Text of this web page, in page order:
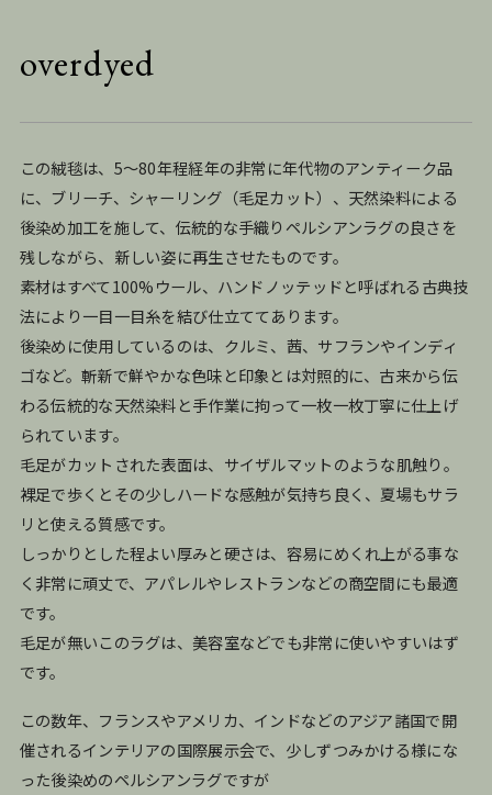
overdyed
この絨毯は、5〜80年程経年の非常に年代物のアンティーク品
に、ブリーチ、シャーリング（毛足カット）、天然染料による
後染め加工を施して、伝統的な手織りペルシアンラグの良さを
残しながら、新しい姿に再生させたものです。
素材はすべて100%ウール、ハンドノッテッドと呼ばれる古典技
法により一目一目糸を結び仕立ててあります。
後染めに使用しているのは、クルミ、茜、サフランやインディ
ゴなど。斬新で鮮やかな色味と印象とは対照的に、古来から伝
わる伝統的な天然染料と手作業に拘って一枚一枚丁寧に仕上げ
られています。
毛足がカットされた表面は、サイザルマットのような肌触り。
裸足で歩くとその少しハードな感触が気持ち良く、夏場もサラ
リと使える質感です。
しっかりとした程よい厚みと硬さは、容易にめくれ上がる事な
く非常に頑丈で、アパレルやレストランなどの商空間にも最適
です。
毛足が無いこのラグは、美容室などでも非常に使いやすいはず
です。
この数年、フランスやアメリカ、インドなどのアジア諸国で開
催されるインテリアの国際展示会で、少しずつみかける様にな
った後染めのペルシアンラグですが